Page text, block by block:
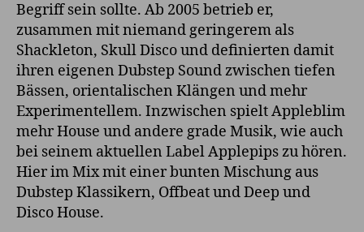
Begriff sein sollte. Ab 2005 betrieb er,
zusammen mit niemand geringerem als
Shackleton, Skull Disco und definierten damit
ihren eigenen Dubstep Sound zwischen tiefen
Bässen, orientalischen Klängen und mehr
Experimentellem. Inzwischen spielt Appleblim
mehr House und andere grade Musik, wie auch
bei seinem aktuellen Label Applepips zu hören.
Hier im Mix mit einer bunten Mischung aus
Dubstep Klassikern, Offbeat und Deep und
Disco House.